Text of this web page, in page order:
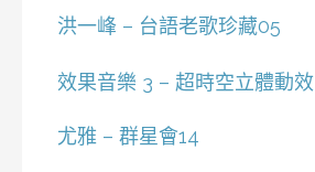
洪一峰 – 台語老歌珍藏05
效果音樂 3 – 超時空立體動效
尤雅 – 群星會14